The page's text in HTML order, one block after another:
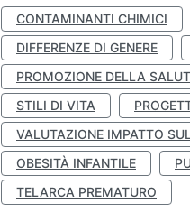
CONTAMINANTI CHIMICI
DIFFERENZE DI GENERE
PROMOZIONE DELLA
STILI DI VITA
VALUTAZIONE IMPATTO
OBESITÀ INFANTILE
TELARCA PREMATURO